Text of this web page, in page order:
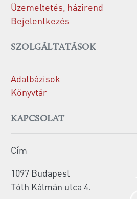
Üzemeltetés, házirend
Bejelentkezés
SZOLGÁLTATÁSOK
Adatbázisok
Könyvtár
KAPCSOLAT
Cím
1097 Budapest
Tóth Kálmán utca 4.